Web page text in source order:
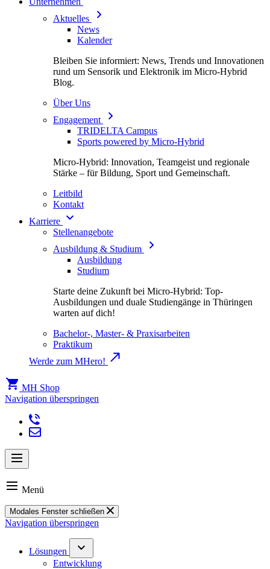
Aktuelles
News
Kalender
Bleiben Sie informiert: News, Trends und Innovationen
rund um Sensorik und Elektronik im Micro-Hybrid
Blog.
Über Uns
Engagement
TRIDELTA Campus
Sports powered by Micro-Hybrid
Micro-Hybrid: Innovation, Teamgeist und regionale
Stärke – für Bildung, Sport und Gemeinschaft.
Leitbild
Kontakt
Karriere
Stellenangebote
Ausbildung & Studium
Ausbildung
Studium
Starte deine Zukunft bei Micro-Hybrid: Top-
Ausbildungen und duale Studiengänge in Thüringen
warten auf dich!
Bachelor-, Master- & Praxisarbeiten
Praktikum
Werde zum MHero!
MH Shop
Navigation überspringen
Menü
Modales Fenster schließen
Navigation überspringen
Lösungen
Entwicklung